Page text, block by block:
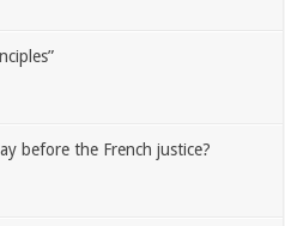
before the French justice?